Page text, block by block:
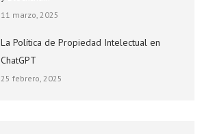
11 marzo, 2025
La Política de Propiedad Intelectual en
ChatGPT
25 febrero, 2025